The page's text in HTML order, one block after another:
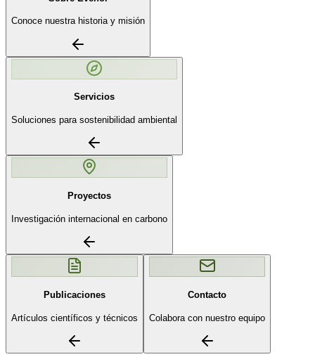
Conoce nuestra historia y misión
Servicios
Soluciones para sostenibilidad ambiental
Proyectos
Investigación internacional en carbono
Publicaciones
Artículos científicos y técnicos
Contacto
Colabora con nuestro equipo